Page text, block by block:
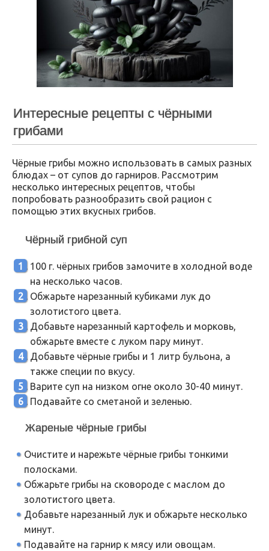
Интересные рецепты с чёрными
грибами
Чёрные грибы можно использовать в самых разных
блюдах – от супов до гарниров. Рассмотрим
несколько интересных рецептов, чтобы
попробовать разнообразить свой рацион с
помощью этих вкусных грибов.
Чёрный грибной суп
100 г. чёрных грибов замочите в холодной воде
на несколько часов.
Обжарьте нарезанный кубиками лук до
золотистого цвета.
Добавьте нарезанный картофель и морковь,
обжарьте вместе с луком пару минут.
Добавьте чёрные грибы и 1 литр бульона, а
также специи по вкусу.
Варите суп на низком огне около 30-40 минут.
Подавайте со сметаной и зеленью.
Жареные чёрные грибы
Очистите и нарежьте чёрные грибы тонкими
полосками.
Обжарьте грибы на сковороде с маслом до
золотистого цвета.
Добавьте нарезанный лук и обжарьте несколько
минут.
Подавайте на гарнир к мясу или овощам.